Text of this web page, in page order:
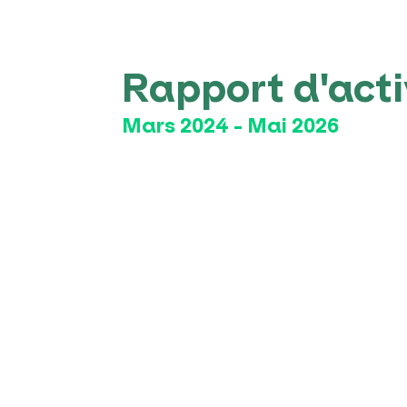
Rapport
Mars 2024 - Mai 2026